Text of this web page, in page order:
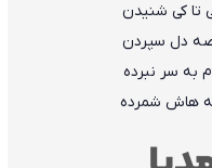
تا کی شنیدن
دل سپردن
به سر نبرده
هاش شمرده